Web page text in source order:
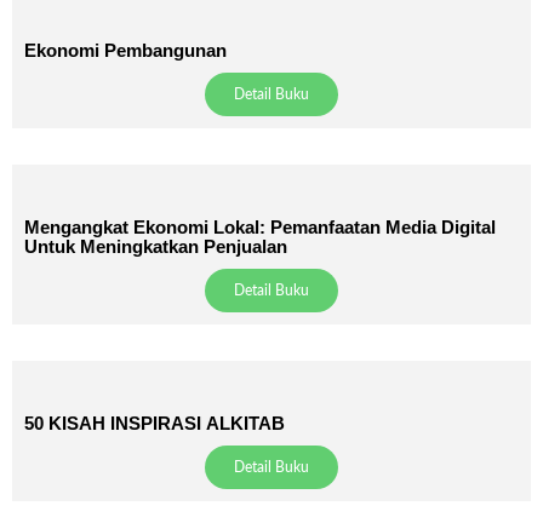
Ekonomi Pembangunan
Detail Buku
Mengangkat Ekonomi Lokal: Pemanfaatan Media Digital
Untuk Meningkatkan Penjualan
Detail Buku
50 KISAH INSPIRASI ALKITAB
Detail Buku